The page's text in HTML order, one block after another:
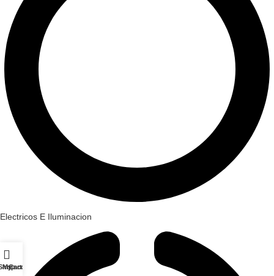
Electricos E Iluminacion
Cart
My account